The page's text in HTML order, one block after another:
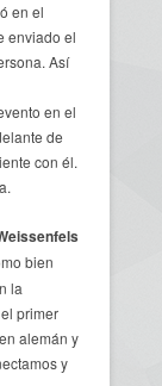
en el
enviado el
Así
en el
de
con él.
bien
la
primer
alemán y
y